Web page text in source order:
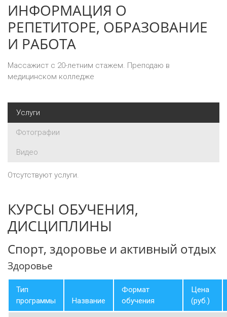
ИНФОРМАЦИЯ О
РЕПЕТИТОРЕ, ОБРАЗОВАНИЕ
И РАБОТА
Массажист с 20-летним стажем. Преподаю в
медицинском колледже
Услуги
Фотографии
Видео
Отсутствуют услуги.
КУРСЫ ОБУЧЕНИЯ,
ДИСЦИПЛИНЫ
Спорт, здоровье и активный отдых
Здоровье
Тип
программы
Название
Формат
обучения
Цена
(руб.)